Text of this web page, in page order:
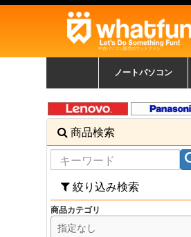
中古パソコン販売のワットファン
ノートパソコン
覧
パソコン
商品検索
絞り込み検索
商品カテゴリ